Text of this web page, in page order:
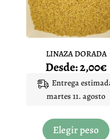
LINAZA DORADA
Desde:2,00€
Entrega
martes 11. agosto
Elegir peso